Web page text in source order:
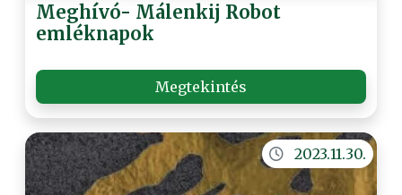
Meghívó- Málenkij Robot
emléknapok
Megtekintés
2023.11.30.